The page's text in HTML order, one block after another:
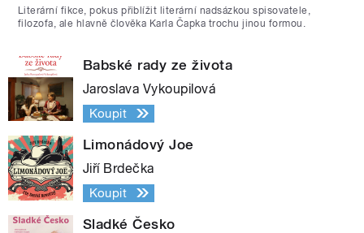
Literární fikce, pokus přiblížit literární nadsázkou spisovatele,
filozofa, ale hlavně člověka Karla Čapka trochu jinou formou.
Babské rady ze života
Jaroslava Vykoupilová
Koupit
Limonádový Joe
Jiří Brdečka
Koupit
Sladké Česko